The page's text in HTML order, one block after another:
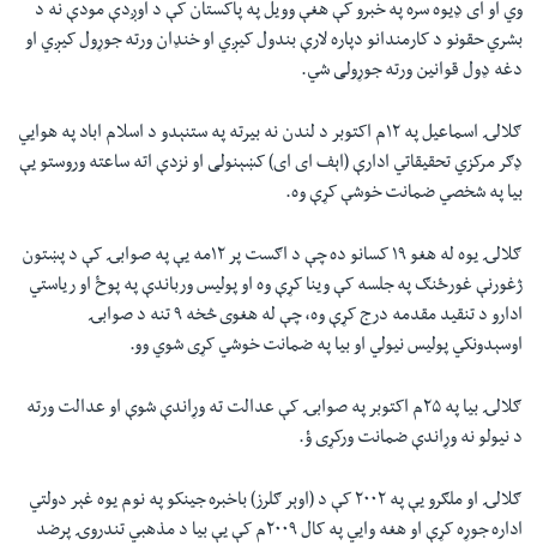
وي او ای ډيوه سره په خبرو کې هغې وويل په پاکستان کې د اوږدې مودې نه د
بشري حقونو د کارمندانو دپاره لارې بندول کيږي او خنډان ورته جوړول کيږي او
دغه ډول قوانين ورته جوړولی شي.
ګلالۍ اسماعيل په ۱۲م اکتوبر د لندن نه بيرته په ستنېدو د اسلام اباد په هوايي
ډګر مرکزي تحقيقاتي ادارې (اېف ای ای) کښېنولی او نزدې اته ساعته وروستو يې
بيا په شخصي ضمانت خوشې کړې وه.
ګلالۍ یوه له هغو ۱۹ کسانو ده چې د اګست پر ۱۲مه یې په صوابۍ کې د پښتون
ژغورنې غورځنګ په جلسه کې وينا کړې وه او پولیس ورباندې په پوځ او ریاستي
ادارو د تنقید مقدمه درج کړې وه، چې له هغوی څخه ۹ تنه د صوابۍ
اوسېدونکي پوليس نيولي او بيا په ضمانت خوشي کړی شوي وو.
ګلالۍ بيا په ۲۵م اکتوبر په صوابۍ کې عدالت ته وړاندې شوې او عدالت ورته
د نیولو نه وړاندې ضمانت ورکړی ؤ.
ګلالۍ او ملګرو يې په ۲۰۰۲ کې د (اوېر ګلرز) باخبره جينکو په نوم يوه غېر دولتي
اداره جوړه کړې او هغه وايي په کال ۲۰۰۹م کې يې بيا د مذهبي تندروۍ پرضد